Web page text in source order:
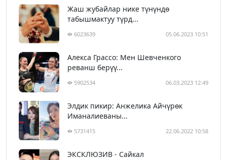
Жаш жубайлар нике түнүндө
табышмактуу түрд...
6023639 05.06.2023 10:51
Алекса Грассо: Мен Шевченкого
реванш берүү...
5902534 06.03.2023 12:49
Элдик пикир: Анжелика Айчүрөк
Иманалиеваны...
5731415 22.06.2022 10:58
ЭКСКЛЮЗИВ - Сайкал